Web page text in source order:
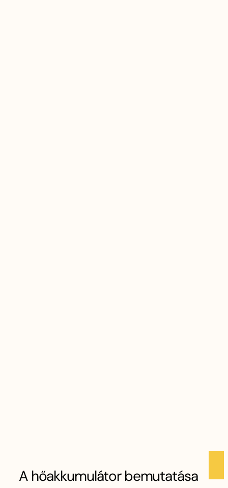
A hőakkumulátor bemutatása